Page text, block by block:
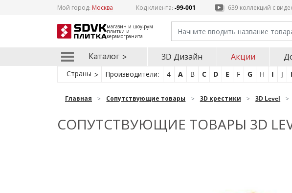
Мой город: Москва Код клиента: -99-001 639 коллекций с
магазин и шоу-рум
плитки и
керамогранита
Каталог 3D Дизайн Акции
Страны Производители: 4 A B C D E F G H I J
Главная Сопутствующие товары 3D крестики 3D Level
СОПУТСТВУЮЩИЕ ТОВАРЫ 3D